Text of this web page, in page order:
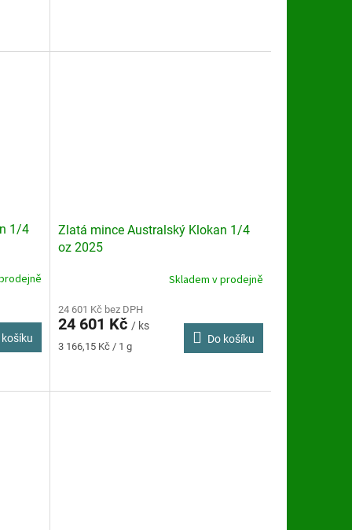
1/4
košíku
Zlatá mince Australský Klokan 1/4
oz 2025
produktu
je
4,5
Skladem v prodejně
24 601 Kč bez DPH
24 601 Kč / ks
Měrná
3 166,15 Kč / 1 g
Do košíku